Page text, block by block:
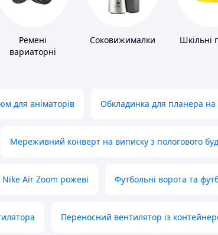
Ремені
вариаторні
Соковижималки Шкільні
для аніматорів Обкладинка для планера на
Мереживний конверт на виписку з пологового
Nike Air Zoom рожеві Футбольні ворота та
Переносний вентилятор із